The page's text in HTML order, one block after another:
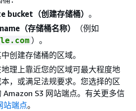
bucket（创建存储桶） 。
（存储桶名称） （例如
）。
创建存储桶的区域。
理上靠近您的区域可最大程度地
，或满足法规要求。您选择的区
Amazon S3 网站端点。有关更多信
站端点。